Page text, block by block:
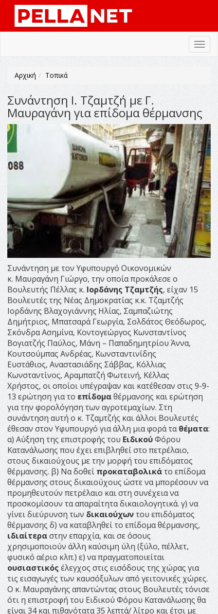
Αρχική Τοπικά
Συνάντηση Ι. Τζαμτζή με Γ.
Μαυραγάνη για επίδομα θέρμανσης
Συνάντηση με τον Υφυπουργό Οικονομικών
κ. Μαυραγάνη Γιώργο, την οποία προκάλεσε ο
Βουλευτής Πέλλας κ. Ιορδάνης Τζαμτζής, είχαν 15
Βουλευτές της Νέας Δημοκρατίας κ.κ. Τζαμτζής
Ιορδάνης Βλαχογιάννης Ηλίας, Σαμπαζιώτης
Δημήτριος, Μπατσαρά Γεωργία, Σολδάτος Θεόδωρος,
Σκόνδρα Ασημίνα, Κοντογεώργος Κωνσταντίνος
Βογιατζής Παύλος, Μάνη – Παπαδημητρίου Άννα,
Κουτσούμπας Ανδρέας, Κωνσταντινίδης
Ευστάθιος, Αναστασιάδης Σάββας, Κόλλιας
Κωνσταντίνος, Αραμπατζή Φωτεινή, Κέλλας
Χρήστος, οι οποίοι υπέγραψαν και κατέθεσαν στις 9-9-
13 ερώτηση για το επίδομαθέρμανσης και ερώτηση
για την φορολόγηση των αγροτεμαχίων. Στη
συνάντηση αυτή ο κ. Τζαμτζής και άλλοι Βουλευτές
έθεσαν στον Υφυπουργό για άλλη μια φορά ταθέματα:
α) Αύξηση της επιστροφής του ΕιδικούΦόρου
Κατανάλωσης που έχει επιβληθεί στο πετρέλαιο,
στους δικαιούχους με την μορφή του επιδόματος
θέρμανσης. β) Να δοθείπροκαταβολικάτο επίδομα
θέρμανσης στους δικαιούχους ώστε να μπορέσουν να
προμηθευτούν πετρέλαιο και στη συνέχεια να
προσκομίσουν τα απαραίτητα δικαιολογητικά. γ) να
γίνει διεύρυνση των δικαιούχωντου επιδόματος
θέρμανσης δ) να καταβληθεί το επίδομα θέρμανσης,
ιδιαίτεραστην επαρχία, και σε όσους
χρησιμοποιούν άλλη καύσιμη ύλη (ξύλο, πέλλετ,
φυσικό αέριο κλπ.) ε) να πραγματοποιείται
ουσιαστικόςέλεγχος στις εισόδους της χώρας για
τις εισαγωγές των καυσόξυλων από γειτονικές χώρες.
Ο κ. Μαυραγάνης απαντώντας στους Βουλευτές τόνισε
ότι η επιστροφή του Ειδικού Φόρου Κατανάλωσης θα
είναι 34 και πιθανότατα 35 λεπτά/ λίτρο και έτσι με